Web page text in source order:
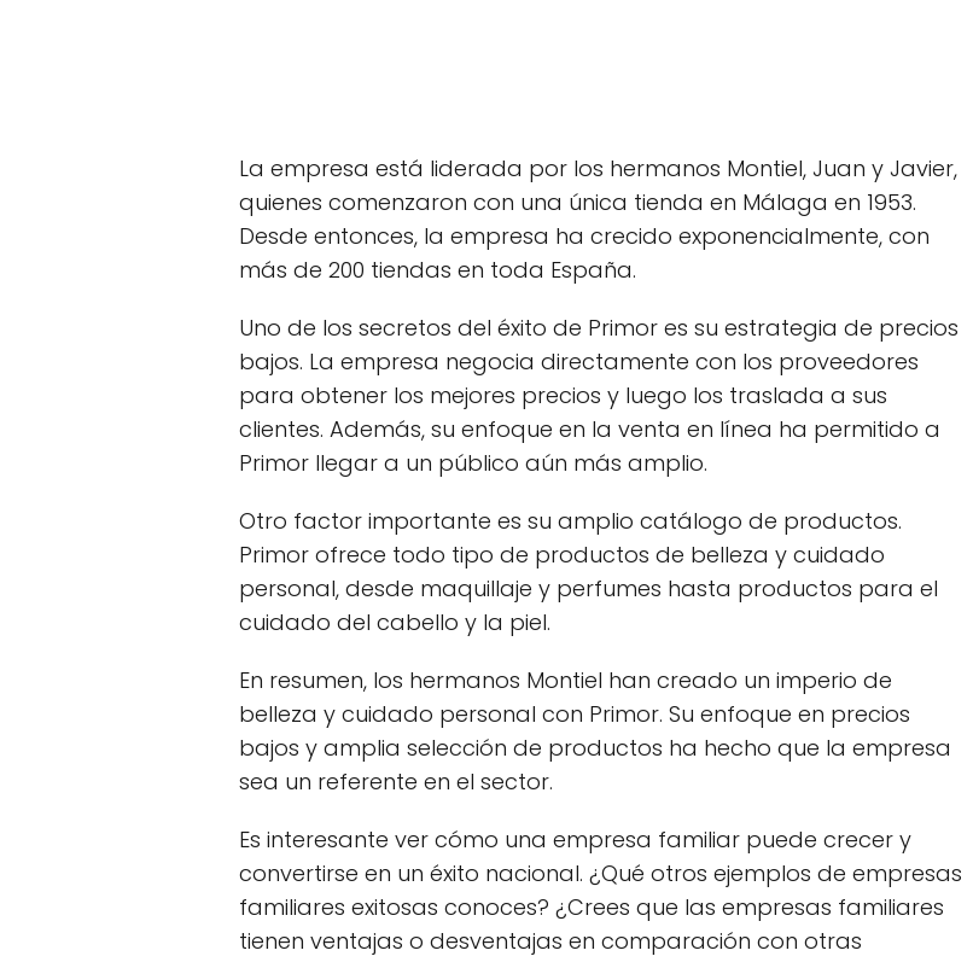
La empresa está liderada por los hermanos Montiel, Juan y Javier,
quienes comenzaron con una única tienda en Málaga en 1953.
Desde entonces, la empresa ha crecido exponencialmente, con
más de 200 tiendas en toda España.
Uno de los secretos del éxito de Primor es su estrategia de precios
bajos. La empresa negocia directamente con los proveedores
para obtener los mejores precios y luego los traslada a sus
clientes. Además, su enfoque en la venta en línea ha permitido a
Primor llegar a un público aún más amplio.
Otro factor importante es su amplio catálogo de productos.
Primor ofrece todo tipo de productos de belleza y cuidado
personal, desde maquillaje y perfumes hasta productos para el
cuidado del cabello y la piel.
En resumen, los hermanos Montiel han creado un imperio de
belleza y cuidado personal con Primor. Su enfoque en precios
bajos y amplia selección de productos ha hecho que la empresa
sea un referente en el sector.
Es interesante ver cómo una empresa familiar puede crecer y
convertirse en un éxito nacional. ¿Qué otros ejemplos de empresas
familiares exitosas conoces? ¿Crees que las empresas familiares
tienen ventajas o desventajas en comparación con otras